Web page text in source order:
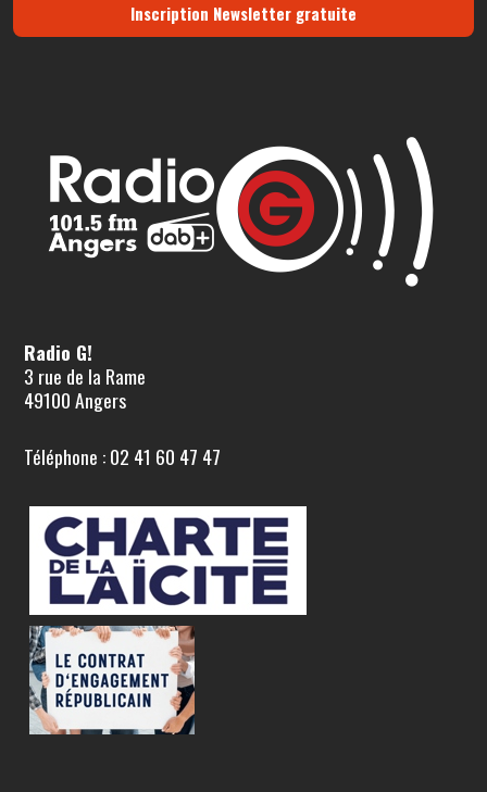
Inscription Newsletter gratuite
Radio G!
3 rue de la Rame
49100 Angers
Téléphone : 02 41 60 47 47